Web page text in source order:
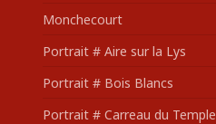
Monchecourt
Portrait # Aire sur la Lys
Portrait # Bois Blancs
Portrait # Carreau du Temple